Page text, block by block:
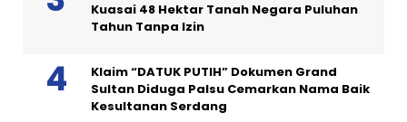
Kuasai 48 Hektar Tanah Negara Puluhan
Tahun Tanpa Izin
Klaim “DATUK PUTIH” Dokumen Grand
Sultan Diduga Palsu Cemarkan Nama Baik
Kesultanan Serdang